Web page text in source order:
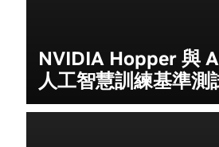
NVIDIA Hopper 與
人工智慧訓練基準測